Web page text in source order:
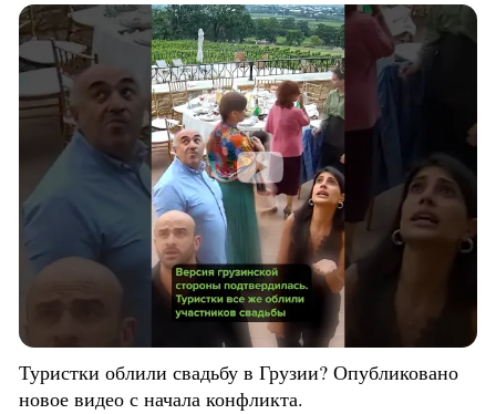
Туристки облили свадьбу в Грузии? Опубликовано
новое видео с начала конфликта.